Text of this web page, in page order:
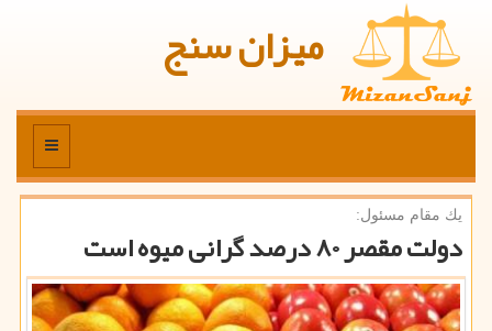
میزان سنج
منو
یك مقام مسئول:
دولت مقصر ۸۰ درصد گرانی میوه است